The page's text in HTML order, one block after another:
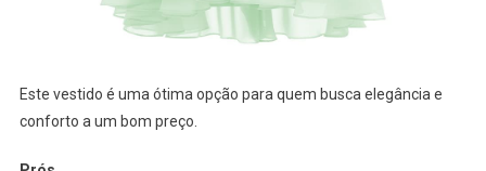
Este vestido é uma ótima opção para quem busca elegância e
conforto a um bom preço.